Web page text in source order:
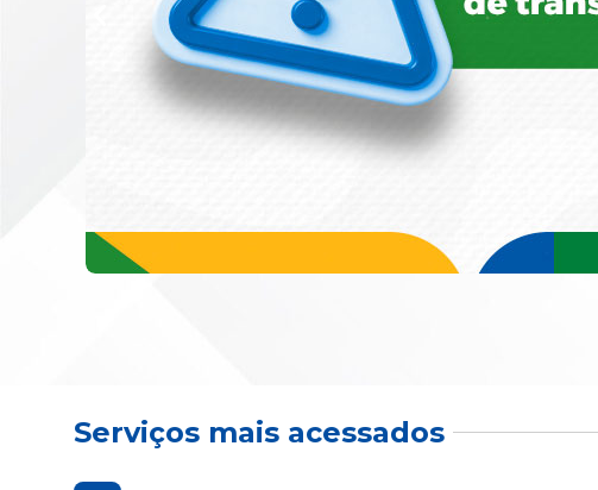
Serviços mais acessados